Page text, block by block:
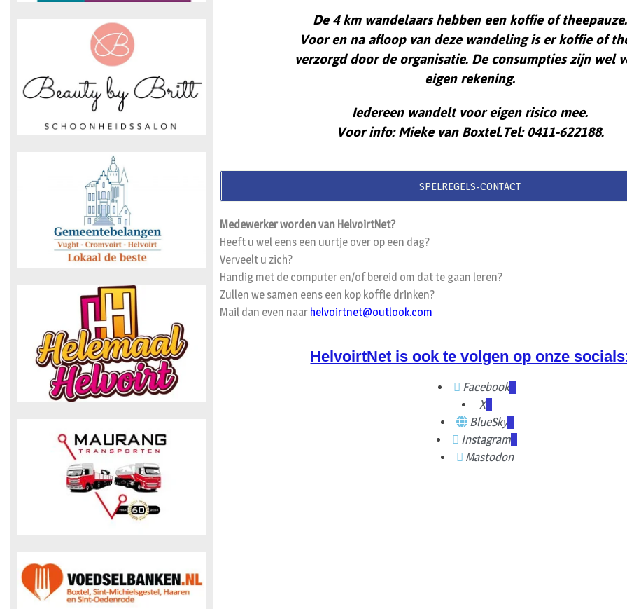
De 4 km wandelaars hebben een koffie of theepauze.
Voor en na afloop van deze wandeling is er koffie of
verzorgd door de organisatie. De consumpties zijn wel
eigen rekening.
Iedereen wandelt voor eigen risico mee.
Voor info: Mieke van Boxtel.Tel: 0411-622188.
SPELREGELS-CONTACT
Medewerker worden van HelvoirtNet?
Heeft u wel eens een uurtje over op een dag?
Verveelt u zich?
Handig met de computer en/of bereid om dat te gaan leren?
Zullen we samen eens een kop koffie drinken?
Mail dan even naar helvoirtnet@outlook.com
HelvoirtNet is ook te volgen op onze
Facebook
X
BlueSky
Instagram
Mastodon